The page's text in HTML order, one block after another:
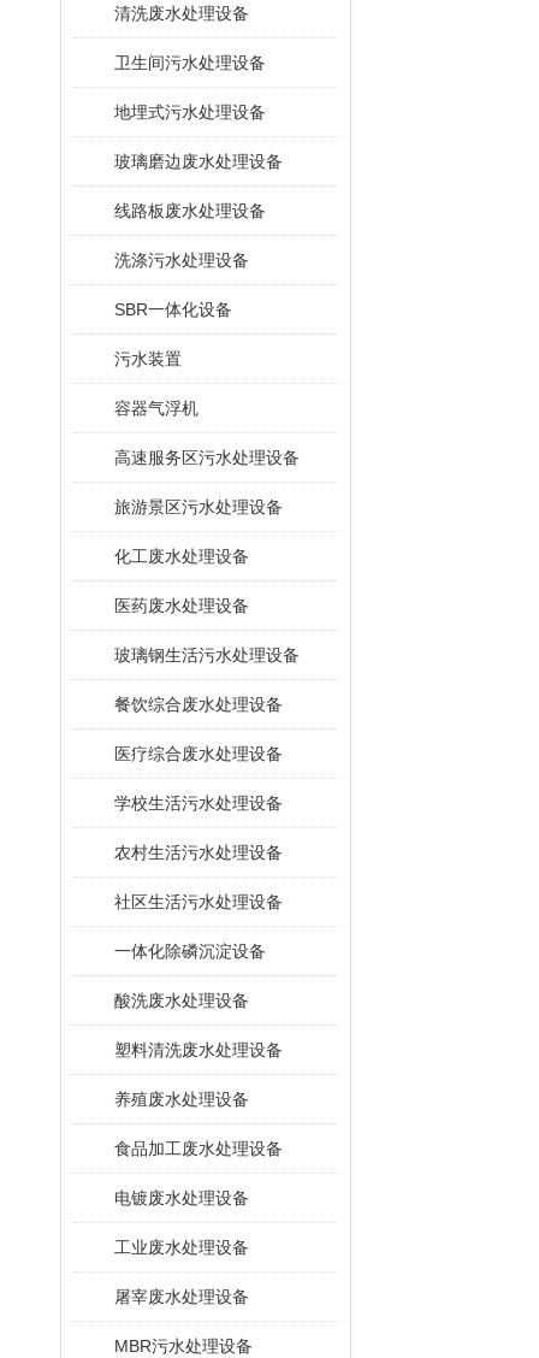
清洗废水处理设备
卫生间污水处理设备
地埋式污水处理设备
玻璃磨边废水处理设备
线路板废水处理设备
洗涤污水处理设备
SBR一体化设备
污水装置
容器气浮机
高速服务区污水处理设备
旅游景区污水处理设备
化工废水处理设备
医药废水处理设备
玻璃钢生活污水处理设备
餐饮综合废水处理设备
医疗综合废水处理设备
学校生活污水处理设备
农村生活污水处理设备
社区生活污水处理设备
一体化除磷沉淀设备
酸洗废水处理设备
塑料清洗废水处理设备
养殖废水处理设备
食品加工废水处理设备
电镀废水处理设备
工业废水处理设备
屠宰废水处理设备
MBR污水处理设备